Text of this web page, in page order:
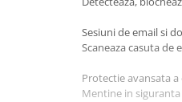
Sesiuni de email si
Scaneaza casuta de
Protectie avansata
Mentine in